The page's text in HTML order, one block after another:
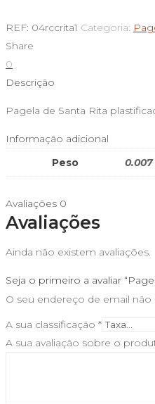
Pagela
de
Santa
Rita
REF: 04rccrita1 Categoria:
Share
0
Descrição
Pagela de Santa Rita
Informação adicional
Peso
Avaliações 0
Avaliações
Ainda não existem avaliações.
Seja o primeiro a avaliar
O seu endereço de email não
A sua classificação *
A sua avaliação sobre o